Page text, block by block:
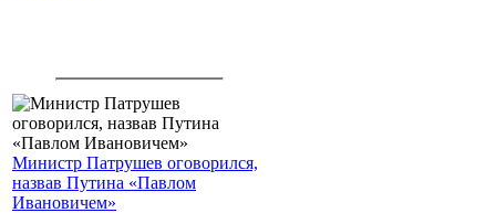
Министр Патрушев оговорился,
назвав Путина «Павлом
Ивановичем»